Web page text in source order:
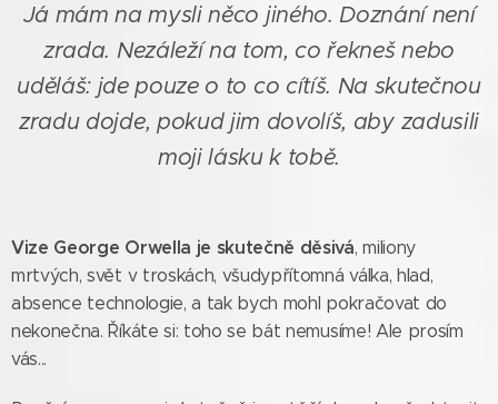
Já mám na mysli něco jiného. Doznání není
zrada. Nezáleží na tom, co řekneš nebo
uděláš: jde pouze o to co cítíš. Na skutečnou
zradu dojde, pokud jim dovolíš, aby zadusili
moji lásku k tobě.
Vize George Orwella je skutečně děsivá, miliony
mrtvých, svět v troskách, všudypřítomná válka, hlad,
absence technologie, a tak bych mohl pokračovat do
nekonečna. Říkáte si: toho se bát nemusíme! Ale prosím
vás...